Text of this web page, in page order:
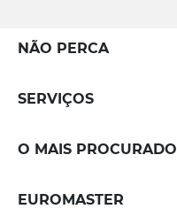
NÃO PERCA
SERVIÇOS
O MAIS PROCURADO
EUROMASTER